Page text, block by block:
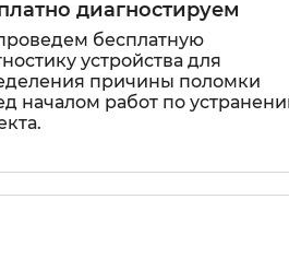
диагностируем
бесплатную
устройства для
причины поломки
началом работ по